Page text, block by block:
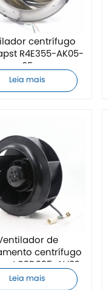
centrífugo
R4E355-AK05-
05
Leia mais
de
centrífugo
R2D225-AV02-
12.
Leia mais